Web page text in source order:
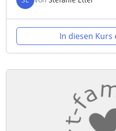
In diesen